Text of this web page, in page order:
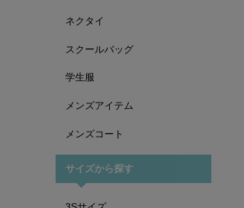
ネクタイ
スクールバッグ
学生服
メンズアイテム
メンズコート
サイズから探す